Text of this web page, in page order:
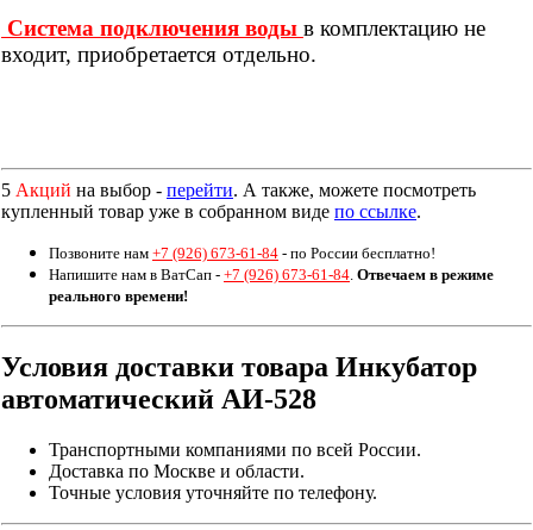
Система подключения воды в комплектацию не
входит, приобретается отдельно.
5 Акций на выбор - перейти. А также, можете посмотреть
купленный товар уже в собранном виде по ссылке.
Позвоните нам +7 (926) 673-61-84 - по России бесплатно!
Напишите нам в ВатСап - +7 (926) 673-61-84. Отвечаем в режиме
реального времени!
Условия доставки товара Инкубатор
автоматический АИ-528
Транспортными компаниями по всей России.
Доставка по Москве и области.
Точные условия уточняйте по телефону.